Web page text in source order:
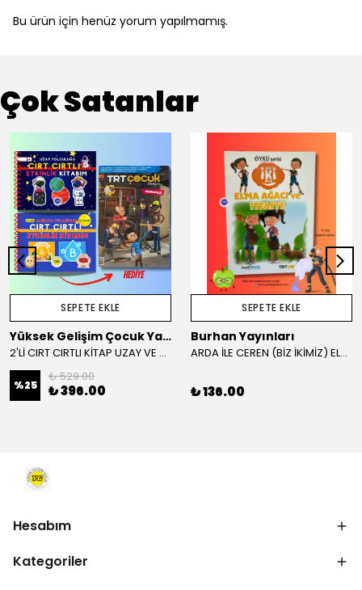
Bu ürün için henüz yorum yapılmamış.
Çok Satanlar
SEPETE EKLE
Yüksek Gelişim Çocuk Yayınları
2'Lİ CIRT CIRTLI KİTAP UZAY VE SAĞLIKLI VİTAMİNLER KAMPANYA
%25
₺ 529.00
₺ 396.00
SEPETE EKLE
Burhan Yayınları
ARDA İLE CEREN (BİZ İKİMİZ) ELMA AĞACI VE İTFAİYE HİKAYE KİTABI
₺ 136.00
Hesabım
Kategoriler